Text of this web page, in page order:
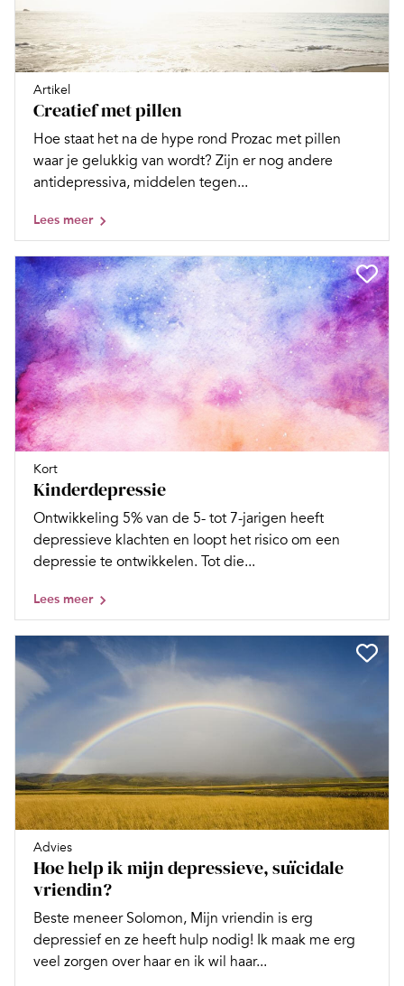
Artikel
Creatief met pillen
Hoe staat het na de hype rond Prozac met pillen
waar je gelukkig van wordt? Zijn er nog andere
antidepressiva, middelen tegen...
Lees meer
Kort
Kinderdepressie
Ontwikkeling 5% van de 5- tot 7-jarigen heeft
depressieve klachten en loopt het risico om een
depressie te ontwikkelen. Tot die...
Lees meer
Advies
Hoe help ik mijn depressieve, suïcidale
vriendin?
Beste meneer Solomon, Mijn vriendin is erg
depressief en ze heeft hulp nodig! Ik maak me erg
veel zorgen over haar en ik wil haar...